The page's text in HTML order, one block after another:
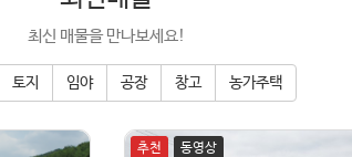
최신 매물을 만나보세요!
토지 임야 공장 창고 농가주택
추천 동영상